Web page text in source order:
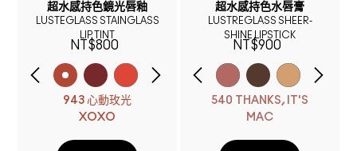
超水感持色鏡光唇釉
LUSTEGLASS STAINGLASS
LIP TINT
NT$800
943 心動玫光
XOXO
超水感持色水唇膏
LUSTREGLASS SHEER-
SHINE LIPSTICK
NT$900
540 THANKS, IT'S
MAC